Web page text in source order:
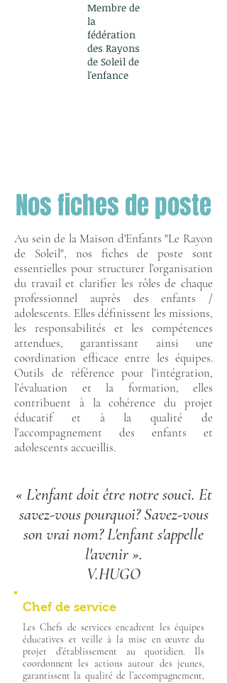
Membre de
la
fédération
des Rayons
de Soleil de
l'enfance
Nos fiches de poste
Au sein de la Maison d'Enfants "Le Rayon
de Soleil", nos fiches de poste sont
essentielles pour structurer l’organisation
du travail et clarifier les rôles de chaque
professionnel auprès des enfants /
adolescents. Elles définissent les missions,
les responsabilités et les compétences
attendues, garantissant ainsi une
coordination efficace entre les équipes.
Outils de référence pour l’intégration,
l’évaluation et la formation, elles
contribuent à la cohérence du projet
éducatif et à la qualité de
l’accompagnement des enfants et
adolescents accueillis.
« L’enfant doit être notre souci. Et
savez-vous pourquoi? Savez-vous
son vrai nom? L'enfant s'appelle
l'avenir ».
V.HUGO
Chef de service
Les Chefs de services encadrent les équipes
éducatives et veille à la mise en œuvre du
projet d’établissement au quotidien. Ils
coordonnent les actions autour des jeunes,
garantissent la qualité de l’accompagnement,